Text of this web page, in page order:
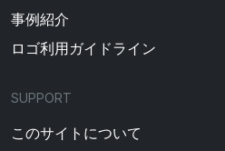
事例紹介
ロゴ利用ガイドライン
SUPPORT
このサイトについて